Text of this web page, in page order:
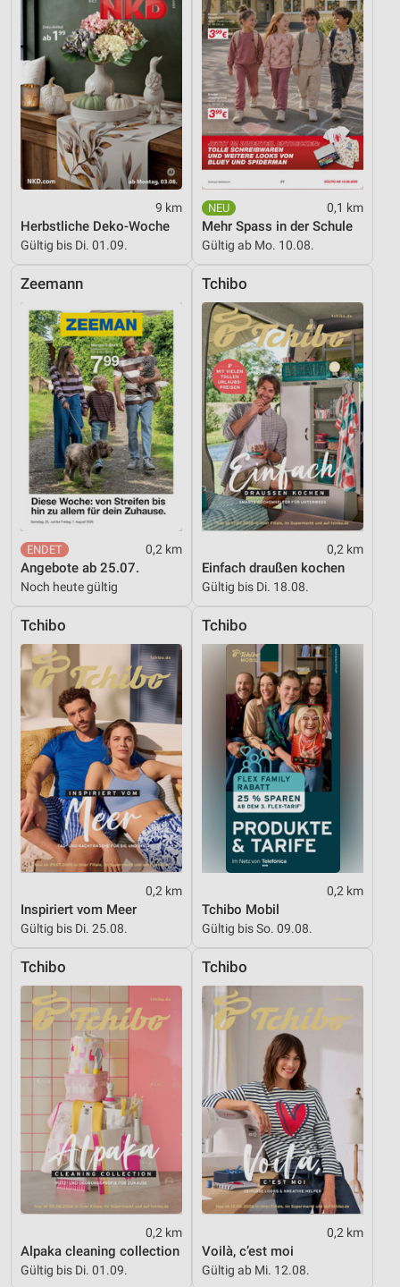
9 km
Herbstliche Deko-Woche
Gültig bis Di. 01.09.
0,1 km
Mehr Spass in der Schule
Gültig ab Mo. 10.08.
Zeemann
0,2 km
Angebote ab 25.07.
Noch heute gültig
Tchibo
0,2 km
Einfach draußen kochen
Gültig bis Di. 18.08.
Tchibo
0,2 km
Inspiriert vom Meer
Gültig bis Di. 25.08.
Tchibo
0,2 km
Tchibo Mobil
Gültig bis So. 09.08.
Tchibo
0,2 km
Alpaka cleaning collection
Gültig bis Di. 01.09.
Tchibo
0,2 km
Voilà, c’est moi
Gültig ab Mi. 12.08.
Entwicklung und Verbesserung der Angebote
Verwendung reduzierter Daten zur Auswahl von
Inhalten
IAB-Besonderheiten:
Verwendung genauer Standortdaten
Geräte anhand von aktiv angeforderten
Informationen identifizieren
Nicht-IAB-Verarbeitungszwecke:
Notwendig
Werbung